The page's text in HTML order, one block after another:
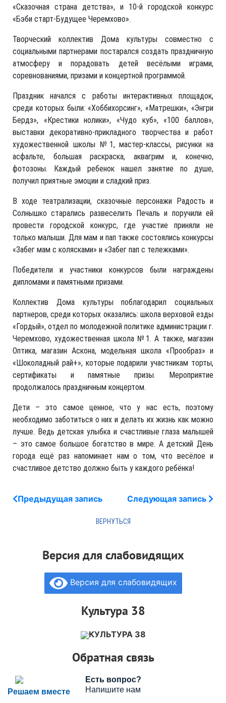
«Сказочная страна детства», и 10-й городской конкурс
«Бэби старт-Будущее Черемхово».
Творческий коллектив Дома культуры совместно с
социальными партнерами постарался создать праздничную
атмосферу и порадовать детей весёлыми играми,
соревнованиями, призами и концертной программой.
Праздник начался с работы интерактивных площадок,
среди которых были: «Хоббихорсинг», «Матрешки», «Энгри
Бердз», «Крестики нолики», «Чудо куб», «100 баллов»,
выставки декоративно-прикладного творчества и работ
художественной школы №1, мастер-классы, рисунки на
асфальте, большая раскраска, аквагрим и, конечно,
фотозоны. Каждый ребенок нашел занятие по душе,
получил приятные эмоции и сладкий приз.
В ходе театрализации, сказочные персонажи Радость и
Солнышко старались развеселить Печаль и поручили ей
провести городской конкурс, где участие приняли не
только малыши. Для мам и пап также состоялись конкурсы
«Забег мам с колясками» и «Забег пап с тележками».
Победители и участники конкурсов были награждены
дипломами и памятными призами.
Коллектив Дома культуры поблагодарил социальных
партнеров, среди которых оказались: школа верховой езды
«Гордый», отдел по молодежной политике администрации г.
Черемхово, художественная школа №1. А также, магазин
Оптика, магазин Аскона, модельная школа «Прообраз» и
«Шоколадный рай+», которые подарили участникам торты,
сертификаты и памятные призы. Мероприятие
продолжалось праздничным концертом.
Дети – это самое ценное, что у нас есть, поэтому
необходимо заботиться о них и делать их жизнь как можно
лучше. Ведь детская улыбка и счастливые глаза малышей
– это самое большое богатство в мире. А детский День
города ещё раз напоминает нам о том, что весёлое и
счастливое детство должно быть у каждого ребёнка!
Предыдущая запись Следующая запись
Версия для слабовидящих
Версия для слабовидящих
Культура 38
КУЛЬТУРА 38
Обратная связь
Решаем вместе
Есть вопрос?
Напишите нам